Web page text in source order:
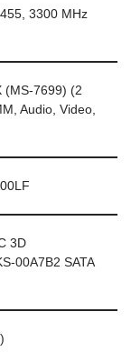
3300 MHz
(MS-7699) (2
Audio, Video,
3D
00A7B2 SATA